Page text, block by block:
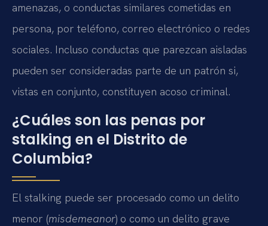
amenazas, o conductas similares cometidas en
persona, por teléfono, correo electrónico o redes
sociales. Incluso conductas que parezcan aisladas
pueden ser consideradas parte de un patrón si,
vistas en conjunto, constituyen acoso criminal.
¿Cuáles son las penas por
stalking en el Distrito de
Columbia?
El stalking puede ser procesado como un delito
menor (misdemeanor) o como un delito grave